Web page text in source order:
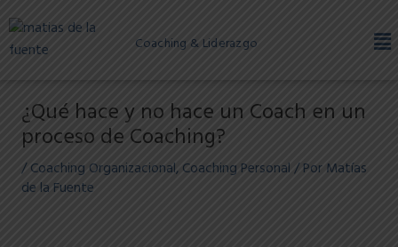
contenido
Coaching & Liderazgo
¿Qué hace y no hace un Coach en un
proceso de Coaching?
/Coaching Organizacional, Coaching Personal / Por Matías
de la Fuente
navigation